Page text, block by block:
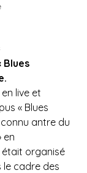
Blues
live et
« Blues
antre du
en
était organisé
le cadre des